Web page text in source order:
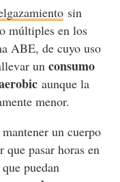
sin
múltiples en los
ABE, de cuyo uso
unconsumo
aunque la
menor.
un cuerpo
pasar horas en
puedan